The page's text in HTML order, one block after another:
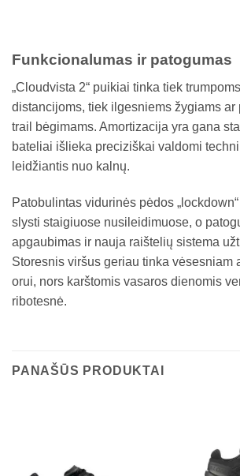
Funkcionalumas ir patogumas
„Cloudvista 2“ puikiai tinka tiek
distancijoms, tiek ilgesniems žygiams ar
trail bėgimams. Amortizacija yra gana
bateliai išlieka preciziškai valdomi
leidžiantis nuo kalnų.
Patobulintas vidurinės pėdos
slysti staigiuose nusileidimuose, o
apgaubimas ir nauja raištelių sistema
Storesnis viršus geriau tinka vėsesniam
orui, nors karštomis vasaros dienomis
ribotesnė.
PANAŠŪS PRODUKTAI